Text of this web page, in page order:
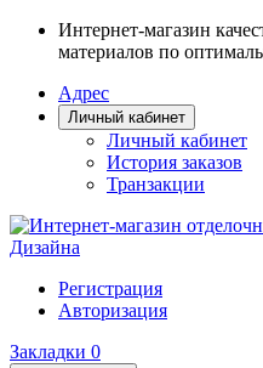
Интернет-магазин
материалов по
Адрес
Личный кабинет
Личный кабинет
История заказов
Транзакции
Регистрация
Авторизация
Закладки 0